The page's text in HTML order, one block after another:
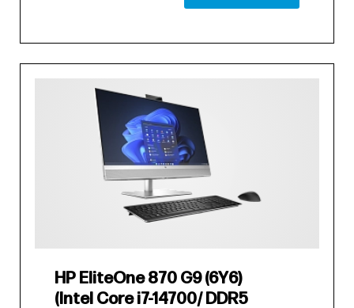
HP EliteOne 870 G9 (6Y6)
(Intel Core i7-14700/ DDR5